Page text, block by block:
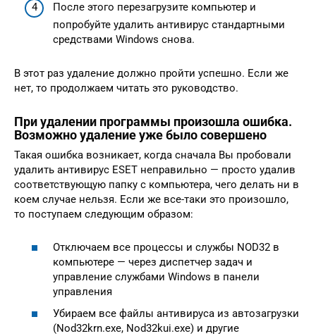
После этого перезагрузите компьютер и
попробуйте удалить антивирус стандартными
средствами Windows снова.
В этот раз удаление должно пройти успешно. Если же
нет, то продолжаем читать это руководство.
При удалении программы произошла ошибка.
Возможно удаление уже было совершено
Такая ошибка возникает, когда сначала Вы пробовали
удалить антивирус ESET неправильно — просто удалив
соответствующую папку с компьютера, чего делать ни в
коем случае нельзя. Если же все-таки это произошло,
то поступаем следующим образом:
Отключаем все процессы и службы NOD32 в
компьютере — через диспетчер задач и
управление службами Windows в панели
управления
Убираем все файлы антивируса из автозагрузки
(Nod32krn.exe, Nod32kui.exe) и другие